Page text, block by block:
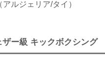
アルジェリア/タイ）
ザー級 キックボクシング